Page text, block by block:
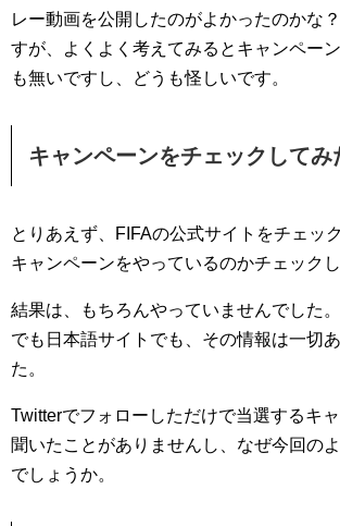
レー動画を公開したのがよかったのかな
すが、よくよく考えてみるとキャンペー
も無いですし、どうも怪しいです。
キャンペーンをチェックしてみ
とりあえず、FIFAの公式サイトをチェッ
キャンペーンをやっているのかチェックし
結果は、もちろんやっていませんでした
でも日本語サイトでも、その情報は一切
た。
Twitterでフォローしただけで当選するキ
聞いたことがありませんし、なぜ今回の
でしょうか。